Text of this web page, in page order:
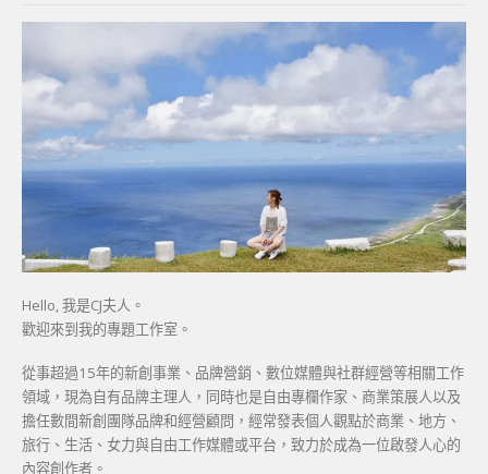
Hello, 我是CJ夫人。
歡迎來到我的專題工作室。
從事超過15年的新創事業、品牌營銷、數位媒體與社群經營等相關工作
領域，現為自有品牌主理人，同時也是自由專欄作家、商業策展人以及
擔任數間新創團隊品牌和經營顧問，經常發表個人觀點於商業、地方、
旅行、生活、女力與自由工作媒體或平台，致力於成為一位啟發人心的
內容創作者。